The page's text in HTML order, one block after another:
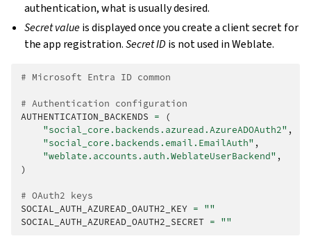
authentication, what is usually desired.
Secret valueis displayed once you create a client secret for
the app registration.Secret ID is not used in Weblate.
# Microsoft Entra ID common
# Authentication configuration
AUTHENTICATION_BACKENDS =
(
"social_core.backends.azuread.AzureADOAuth2" ,
"social_core.backends.email.EmailAuth" ,
"weblate.accounts.auth.WeblateUserBackend" ,
)
# OAuth2 keys
SOCIAL_AUTH_AZUREAD_OAUTH2_KEY = ""
SOCIAL_AUTH_AZUREAD_OAUTH2_SECRET = ""